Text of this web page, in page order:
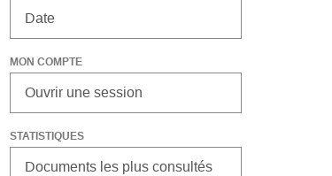
Date
MON COMPTE
Ouvrir une session
STATISTIQUES
Documents les plus consultés